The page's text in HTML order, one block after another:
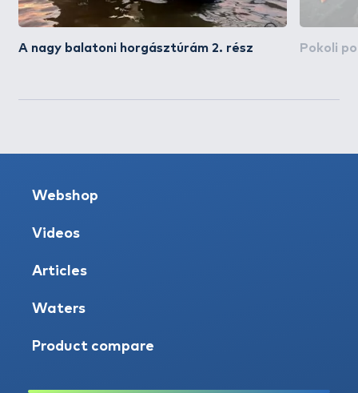
A nagy balatoni horgásztúrám 2. rész Pokoli
Webshop
Videos
Articles
Waters
Product compare